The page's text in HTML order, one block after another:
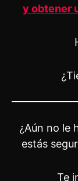
y obtener
¿Aún no le
estás
Te